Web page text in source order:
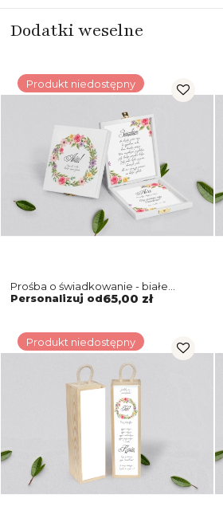
Dodatki weselne
Produkt niedostępny
Prośba o świadkowanie - białe
puzzle Akwarelowe Wianki Motyw 5
Personalizuj od65,00 zł
Produkt niedostępny